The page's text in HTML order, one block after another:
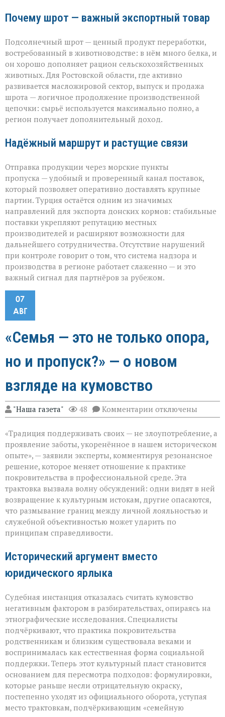
Почему шрот — важный экспортный товар
Подсолнечный шрот — ценный продукт переработки,
востребованный в животноводстве: в нём много белка, и
он хорошо дополняет рацион сельскохозяйственных
животных. Для Ростовской области, где активно
развивается масложировой сектор, выпуск и продажа
шрота — логичное продолжение производственной
цепочки: сырьё используется максимально полно, а
регион получает дополнительный доход.
Надёжный маршрут и растущие связи
Отправка продукции через морские пункты
пропуска — удобный и проверенный канал поставок,
который позволяет оперативно доставлять крупные
партии. Турция остаётся одним из значимых
направлений для экспорта донских кормов: стабильные
поставки укрепляют репутацию местных
производителей и расширяют возможности для
дальнейшего сотрудничества. Отсутствие нарушений
при контроле говорит о том, что система надзора и
производства в регионе работает слаженно — и это
важный сигнал для партнёров за рубежом.
07
АВГ
«Семья — это не только опора,
но и пропуск?» — о новом
взгляде на кумовство
"Наша газета" 48 Комментарии к
записи
не
только
но
и
пропуск?» — о
новом
взгляде
на
кумовство
отключены
«Традиция поддерживать своих — не злоупотребление, а
проявление заботы, укоренённое в нашем историческом
опыте», — заявили эксперты, комментируя резонансное
решение, которое меняет отношение к практике
покровительства в профессиональной среде. Эта
трактовка вызвала волну обсуждений: одни видят в ней
возвращение к культурным истокам, другие опасаются,
что размывание границ между личной лояльностью и
служебной объективностью может ударить по
принципам справедливости.
Исторический аргумент вместо
юридического ярлыка
Судебная инстанция отказалась считать кумовство
негативным фактором в разбирательствах, опираясь на
этнографические исследования. Специалисты
подчёркивают, что практика покровительства
родственникам и близким существовала веками и
воспринималась как естественная форма социальной
поддержки. Теперь этот культурный пласт становится
основанием для пересмотра подходов: формулировки,
которые раньше несли отрицательную окраску,
постепенно уходят из официального оборота, уступая
место трактовкам, подчёркивающим «семейную